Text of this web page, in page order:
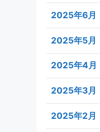
2025年6月
2025年5月
2025年4月
2025年3月
2025年2月